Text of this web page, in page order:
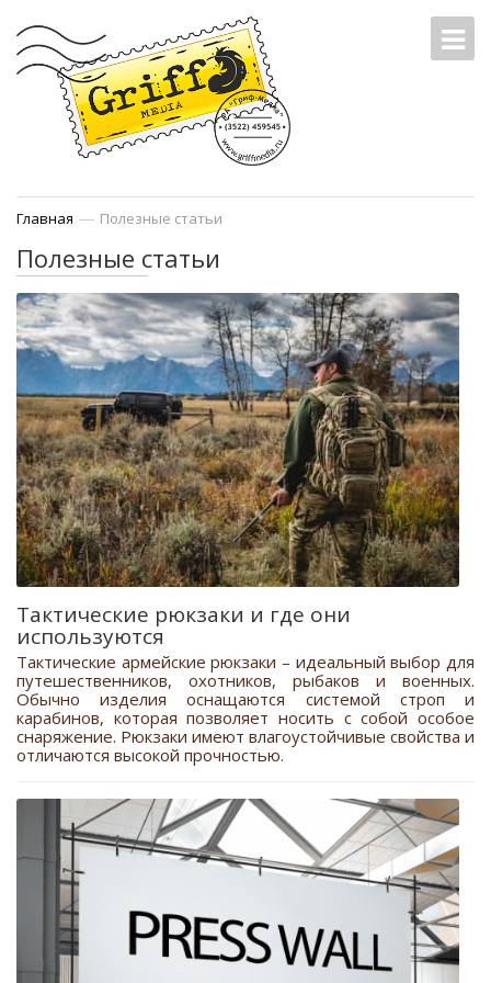
Главная — Полезные статьи
Полезные статьи
Тактические рюкзаки и где они
используются
Тактические армейские рюкзаки – идеальный выбор для
путешественников, охотников, рыбаков и военных.
Обычно изделия оснащаются системой строп и
карабинов, которая позволяет носить с собой особое
снаряжение. Рюкзаки имеют влагоустойчивые свойства и
отличаются высокой прочностью.